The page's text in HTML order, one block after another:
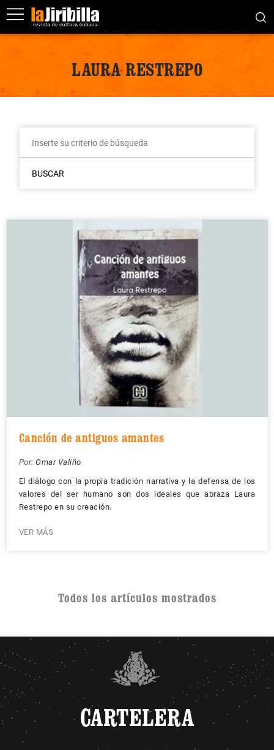
LAURA RESTREPO
BUSCAR
Canción de antiguos amantes
Por: Omar Valiño
El diálogo con la propia tradición narrativa y la defensa de los
valores del ser humano son dos ideales que abraza Laura
Restrepo en su creación.
VER MÁS
Todos los artículos mostrados
CARTELERA